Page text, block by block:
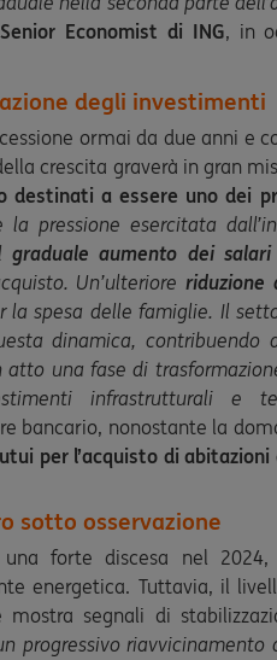
Economist di ING, in
degli investimenti
ormai da due anni e
crescita graverà in gran
destinati a essere uno dei
la pressione esercitata
graduale aumento dei
Un’ulteriore riduzione
la spesa delle famiglie. Il
dinamica, contribuendo
una fase di
infrastrutturali e
bancario, nonostante la
per l’acquisto di
sotto osservazione
forte discesa nel
energetica. Tuttavia, il
mostra segnali di
progressivo riavvicinamento